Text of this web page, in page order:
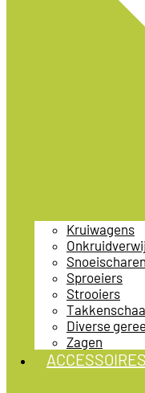
Kruiwagens
Snoeischaren
Sproeiers
Strooiers
Diverse
Zagen
ACCESSOIRES